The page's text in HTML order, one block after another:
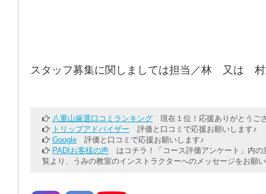
スタッフ募集に関しましては担当／林 又は
八重山厳選口コミランキング 現在１位！応援ありがとうご
トリップアドバイザー 評価と口コミで応援お願いします♪
Google 評価と口コミで応援お願いします♪
PADIお客様の声 はコチラ！「コース評価アンケート」内の
覧より、うみの教室のインストラクターへのメッセージをお願